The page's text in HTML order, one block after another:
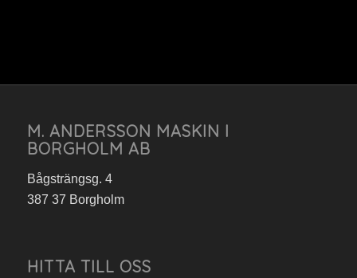
M. ANDERSSON MASKIN I
BORGHOLM AB
Bågsträngsg. 4
387 37 Borgholm
HITTA TILL OSS